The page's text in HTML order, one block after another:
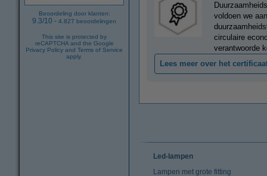
Beoordeling door klanten:
9.3/10 - 4.827 beoordelingen
This site is protected by
reCAPTCHA and the Google
Privacy Policy and Terms of Service
apply.
voldoen we
circulaire
verantwoorde
Lees meer over het
Led-lampen
Lampen met grote fitting